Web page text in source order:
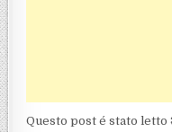
Questo post é stato letto